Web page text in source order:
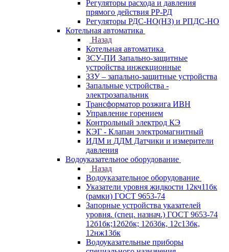
Регуляторы расхода и давления
прямого действия РР-РД
Регуляторы РДС-НО(НЗ) и РПДС-НО
Котельная автоматика
Назад
Котельная автоматика
ЗСУ-ПИ Запально-защитные
устройства инжекционные
ЗЗУ – запально-защитные устройства
Запальные устройства -
электрозапальник
Трансформатор розжига ИВН
Управление горением
Контрольный электрод КЭ
КЭГ - Клапан электромагнитный
ИДМ и ДДМ Датчики и измерители
давления
Водоуказательное оборудование
Назад
Водоуказательное оборудование
Указатели уровня жидкости 12кч11бк
(рамки) ГОСТ 9653-74
Запорные устройства указателей
уровня. (спец. назнач.) ГОСТ 9653-74
12б1бк;12б2бк; 12б3бк, 12с13бк,
12нж13бк
Водоуказательные приборы